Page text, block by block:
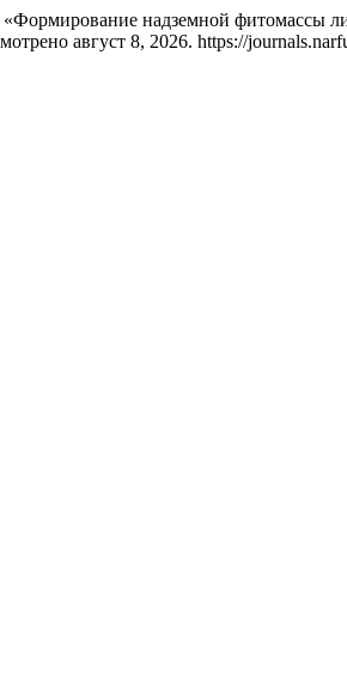
надземной фитомассы
август 8, 2026. https://